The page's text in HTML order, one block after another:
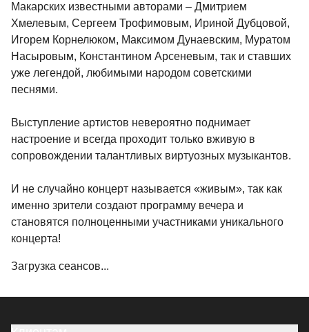
Макарских известными авторами – Дмитрием
Хмелевым, Сергеем Трофимовым, Ириной Дубцовой,
Игорем Корнелюком, Максимом Дунаевским, Муратом
Насыровым, Константином Арсеневым, так и ставших
уже легендой, любимыми народом советскими
песнями.
Выступление артистов невероятно поднимает
настроение и всегда проходит только вживую в
сопровождении талантливых виртуозных музыкантов.
И не случайно концерт называется «живым», так как
именно зрители создают программу вечера и
становятся полноценными участниками уникального
концерта!
Загрузка сеансов...